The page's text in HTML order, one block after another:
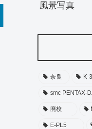
風景写真
奈良 K-
smc PENTAX-
廃校
E-PL5